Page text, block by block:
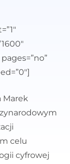
Marek
celu
cyfrowej